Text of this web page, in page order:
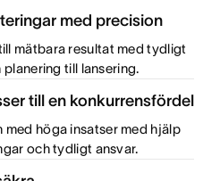
med precision
mätbara resultat med tydligt
till lansering.
till en konkurrensfördel
höga insatser med hjälp
och tydligt ansvar.